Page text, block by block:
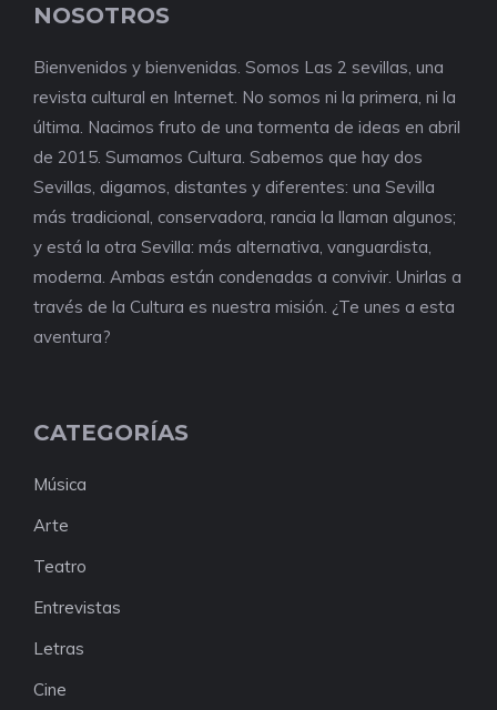
NOSOTROS
Bienvenidos y bienvenidas. Somos Las 2 sevillas, una
revista cultural en Internet. No somos ni la primera, ni la
última. Nacimos fruto de una tormenta de ideas en abril
de 2015. Sumamos Cultura. Sabemos que hay dos
Sevillas, digamos, distantes y diferentes: una Sevilla
más tradicional, conservadora, rancia la llaman algunos;
y está la otra Sevilla: más alternativa, vanguardista,
moderna. Ambas están condenadas a convivir. Unirlas a
través de la Cultura es nuestra misión. ¿Te unes a esta
aventura?
CATEGORÍAS
Música
Arte
Teatro
Entrevistas
Letras
Cine